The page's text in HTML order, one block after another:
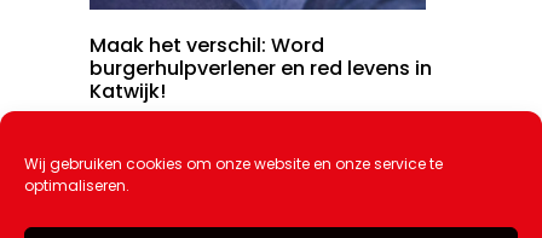
Wij gebruiken cookies om onze website en onze service te
optimaliseren.
Maak het verschil: Word
burgerhulpverlener en red levens in
Katwijk!